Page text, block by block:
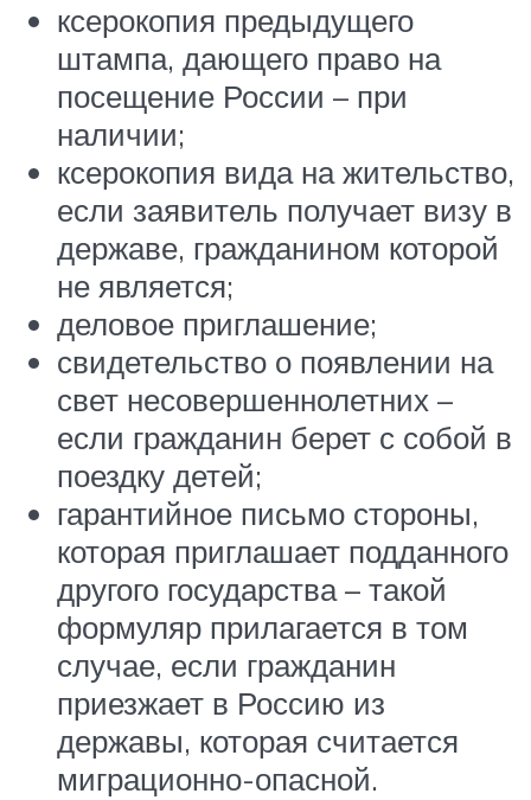
ксерокопия предыдущего
штампа, дающего право на
посещение России – при
наличии;
ксерокопия вида на жительство,
если заявитель получает визу в
державе, гражданином которой
не является;
деловое приглашение;
свидетельство о появлении на
свет несовершеннолетних –
если гражданин берет с собой в
поездку детей;
гарантийное письмо стороны,
которая приглашает подданного
другого государства – такой
формуляр прилагается в том
случае, если гражданин
приезжает в Россию из
державы, которая считается
миграционно-опасной.